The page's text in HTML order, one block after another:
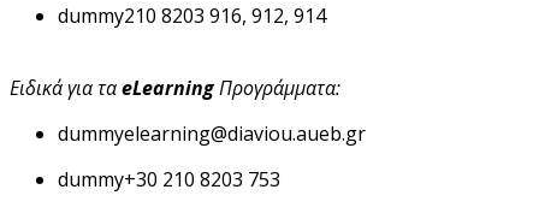
dummy210 8203 916, 912, 914
Ειδικά για ταeLearningΠρογράμματα:
dummyelearning@diaviou.aueb.gr
dummy+30 210 8203 753